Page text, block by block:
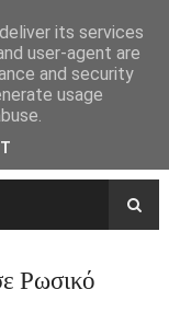
Ρωσικό
its services
user-agent are
and security
usage